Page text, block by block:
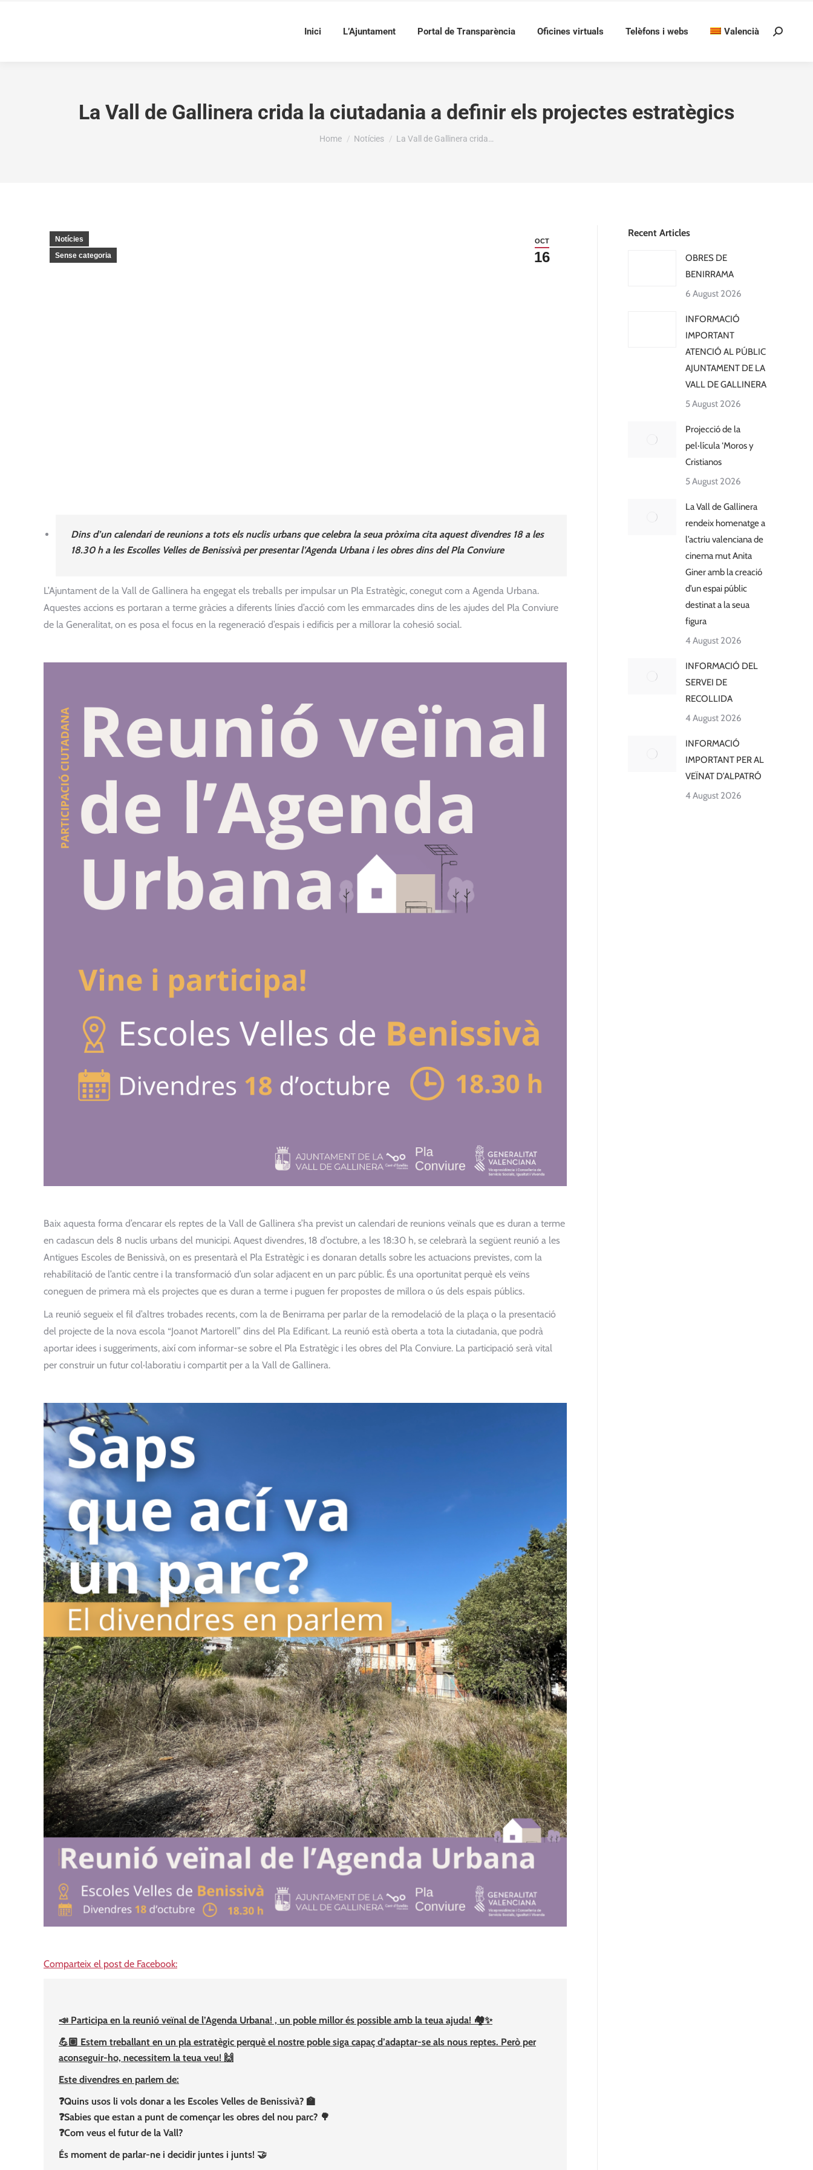
Inici L’Ajuntament Portal de Transparència Oficines virtuals Telèfons i webs Valencià Search:
La Vall de Gallinera crida la ciutadania a definir els projectes estratègics
You are here:
Home Notícies La Vall de Gallinera crida…
OCT
16
Notícies
Sense categoria
Dins d’un calendari de reunions a tots els nuclis urbans que celebra la seua pròxima cita aquest divendres 18 a les
18.30 h a les Escolles Velles de Benissivà per presentar l’Agenda Urbana i les obres dins del Pla Conviure
L’Ajuntament de la Vall de Gallinera ha engegat els treballs per impulsar un Pla Estratègic, conegut com a Agenda Urbana.
Aquestes accions es portaran a terme gràcies a diferents línies d’acció com les emmarcades dins de les ajudes del Pla Conviure
de la Generalitat, on es posa el focus en la regeneració d’espais i edificis per a millorar la cohesió social.
Baix aquesta forma d’encarar els reptes de la Vall de Gallinera s’ha previst un calendari de reunions veïnals que es duran a terme
en cadascun dels 8 nuclis urbans del municipi. Aquest divendres, 18 d’octubre, a les 18:30 h, se celebrarà la següent reunió a les
Antigues Escoles de Benissivà, on es presentarà el Pla Estratègic i es donaran detalls sobre les actuacions previstes, com la
rehabilitació de l’antic centre i la transformació d’un solar adjacent en un parc públic. És una oportunitat perquè els veïns
coneguen de primera mà els projectes que es duran a terme i puguen fer propostes de millora o ús dels espais públics.
La reunió segueix el fil d’altres trobades recents, com la de Benirrama per parlar de la remodelació de la plaça o la presentació
del projecte de la nova escola “Joanot Martorell” dins del Pla Edificant. La reunió està oberta a tota la ciutadania, que podrà
aportar idees i suggeriments, així com informar-se sobre el Pla Estratègic i les obres del Pla Conviure. La participació serà vital
per construir un futur col·laboratiu i compartit per a la Vall de Gallinera.
Comparteix el post de Facebook:
📣 Participa en la reunió veïnal de l’Agenda Urbana! , un poble millor és possible amb la teua ajuda! 🏘️✨
💪🏽 Estem treballant en un pla estratègic perquè el nostre poble siga capaç d’adaptar-se als nous reptes. Però per
aconseguir-ho, necessitem la teua veu! 🙌
Este divendres en parlem de:
❓Quins usos li vols donar a les Escoles Velles de Benissivà? 🏫
❓Sabies que estan a punt de començar les obres del nou parc? 🌳
❓Com veus el futur de la Vall?
És moment de parlar-ne i decidir juntes i junts! 🤝
Recent Articles
OBRES DE
BENIRRAMA
6 August 2026
INFORMACIÓ
IMPORTANT
ATENCIÓ AL PÚBLIC
AJUNTAMENT DE LA
VALL DE GALLINERA
5 August 2026
Projecció de la
pel·lícula ‘Moros y
Cristianos
5 August 2026
La Vall de Gallinera
rendeix homenatge a
l’actriu valenciana de
cinema mut Anita
Giner amb la creació
d’un espai públic
destinat a la seua
figura
4 August 2026
INFORMACIÓ DEL
SERVEI DE
RECOLLIDA
4 August 2026
INFORMACIÓ
IMPORTANT PER AL
VEÏNAT D’ALPATRÓ
4 August 2026